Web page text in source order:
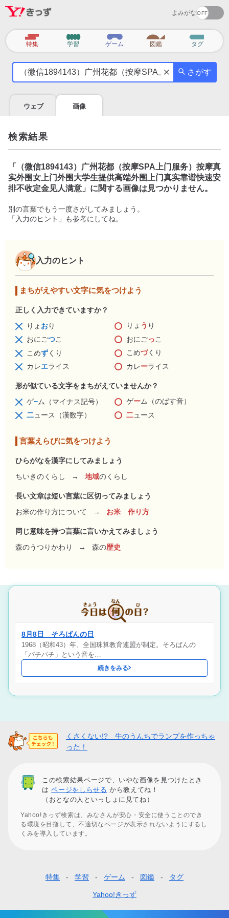
よみがな
カ
テ
特集 学習 ゲーム 図鑑 タグ
気
を
調
べ
よ
う
さがす
ウェブ 画像
検索結果
「
（微信1894143）广州花都（按摩SPA上门服务）按摩真
实外围女上门外围大学生提供高端外围上门真实靠谱快速安
排不收定金见人满意 」に関する画像は見つかりません。
別の言葉でもう一度さがしてみましょう。
「入力のヒント」も参考にしてね。
入力のヒント
まちがえやすい文字に気をつけよう
正しく入力できていますか？
りょ おり りょ う り
おにごつこ おにごっこ
こめずくり こめづくり
カレエライス カレーライス
形が似ている文字をまちがえていませんか？
ゲ−ム（マイナス記号） ゲーム（のばす音）
二ュース（漢数字） 二ュース
言葉えらびに気をつけよう
ひらがなを漢字にしてみましょう
ちいきのくらし
→ 地域のくらし
長い文章は短い言葉に区切ってみましょう
お米の作り方について
→ お米 作り方
同じ意味を持つ言葉に言いかえてみましょう
森のうつりかわり
→ 森の歴史
8月8日 そろばんの日
1968（昭和43）年、全国珠算教育連盟が制定。そろばんの
「パチパチ」という音を…
続きをみる
くさくない!? 牛のうんちでランプを作っちゃ
った！
この検索結果ページで、いやな画像を見つけたとき
はページをしらせる から教えてね！
（おとなの人といっしょに見てね）
Yahoo!きっず検索は、みなさんが安心・安全に使うことのでき
る環境を目指して、不適切なページが表示されないようにするし
くみを導入しています。
タ
特集 学習 ゲーム 図鑑 タグ
Yahoo!きっず